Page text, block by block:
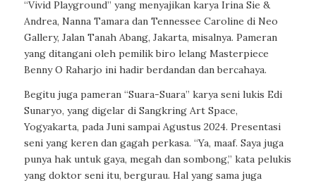
“Vivid Playground” yang menyajikan karya Irina Sie &
Andrea, Nanna Tamara dan Tennessee Caroline di Neo
Gallery, Jalan Tanah Abang, Jakarta, misalnya. Pameran
yang ditangani oleh pemilik biro lelang Masterpiece
Benny O Raharjo ini hadir berdandan dan bercahaya.
Begitu juga pameran “Suara-Suara” karya seni lukis Edi
Sunaryo, yang digelar di Sangkring Art Space,
Yogyakarta, pada Juni sampai Agustus 2024. Presentasi
seni yang keren dan gagah perkasa. “Ya, maaf. Saya juga
punya hak untuk gaya, megah dan sombong,” kata pelukis
yang doktor seni itu, bergurau. Hal yang sama juga